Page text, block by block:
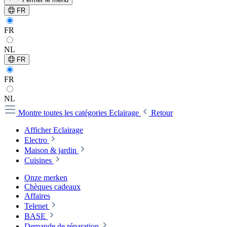
FR
FR
NL
FR
FR
NL
Montre toutes les catégories Eclairage
Retour
Afficher Eclairage
Electro
Maison & jardin
Cuisines
Onze merken
Chèques cadeaux
Affaires
Telenet
BASE